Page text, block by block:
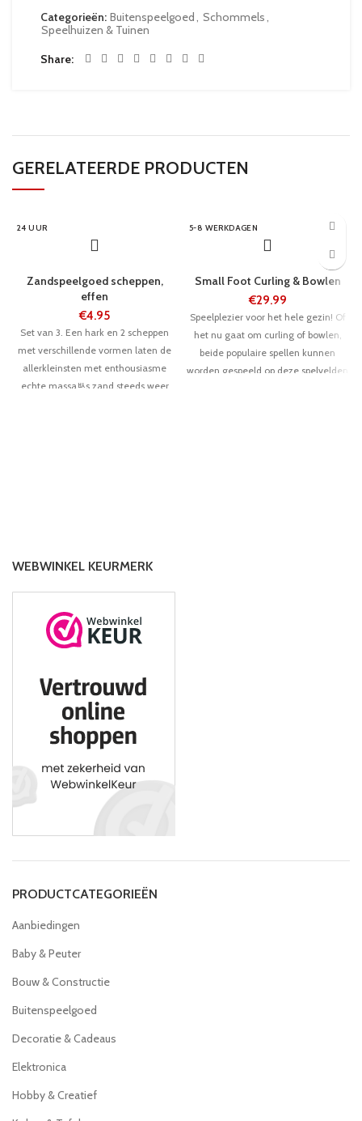
Categorieën: Buitenspeelgoed Schommels
Speelhuizen & Tuinen
Share
GERELATEERDE PRODUCTEN
24 UUR
Zandspeelgoed scheppen,
effen
€4.95
Set van 3. Een hark en 2 scheppen
met verschillende vormen laten de
allerkleinsten met enthousiasme
echte massaﾴs zand steeds weer
5-8 WERKDAGEN
Small Foot Curling & Bowlen
€29.99
Speelplezier voor het hele gezin! Of
het nu gaat om curling of bowlen,
beide populaire spellen kunnen
worden gespeeld op deze spelvelden
WEBWINKEL KEURMERK
PRODUCTCATEGORIEËN
Aanbiedingen
Baby & Peuter
Bouw & Constructie
Buitenspeelgoed
Decoratie & Cadeaus
Elektronica
Hobby & Creatief